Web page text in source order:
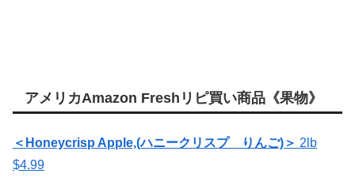
アメリカAmazon Freshリピ買い商品《果物》
＜ Honeycrisp Apple,(ハニークリスプ りんご)＞ 2lb
$4.99